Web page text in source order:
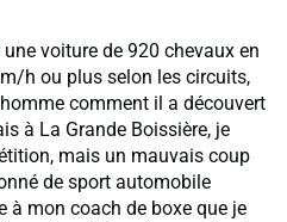
voiture de 920 chevaux en
h ou plus selon les circuits,
comment il a découvert
à La Grande Boissière, je
mais un mauvais coup
de sport automobile
à mon coach de boxe que je